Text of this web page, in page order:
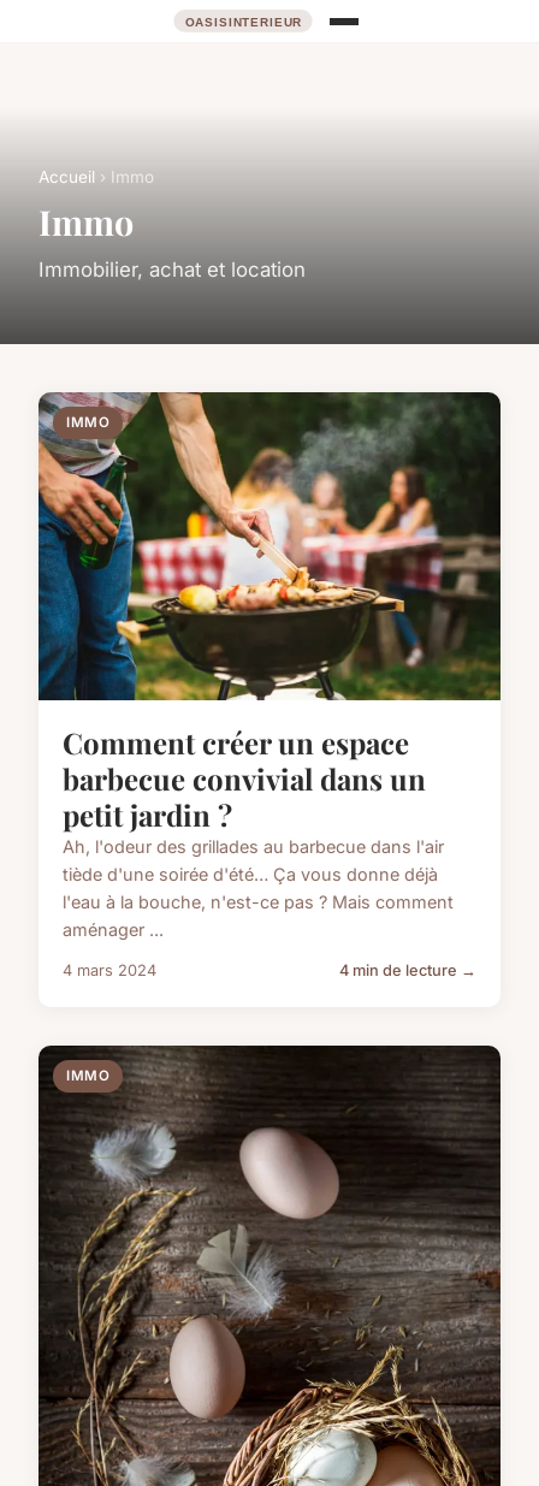
Accueil › Immo
Immo
Immobilier, achat et location
IMMO
Comment créer un espace
barbecue convivial dans un
petit jardin ?
Ah, l'odeur des grillades au barbecue dans l'air
tiède d'une soirée d'été… Ça vous donne déjà
l'eau à la bouche, n'est-ce pas ? Mais comment
aménager ...
4 mars 2024 4 min de lecture →
IMMO